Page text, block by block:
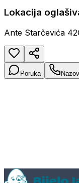
Lokacija
Ante Starčevića
Poruka